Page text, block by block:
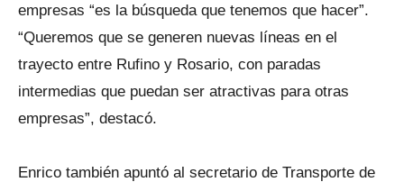
empresas “es la búsqueda que tenemos que hacer”.
“Queremos que se generen nuevas líneas en el
trayecto entre Rufino y Rosario, con paradas
intermedias que puedan ser atractivas para otras
empresas”, destacó.
Enrico también apuntó al secretario de Transporte de